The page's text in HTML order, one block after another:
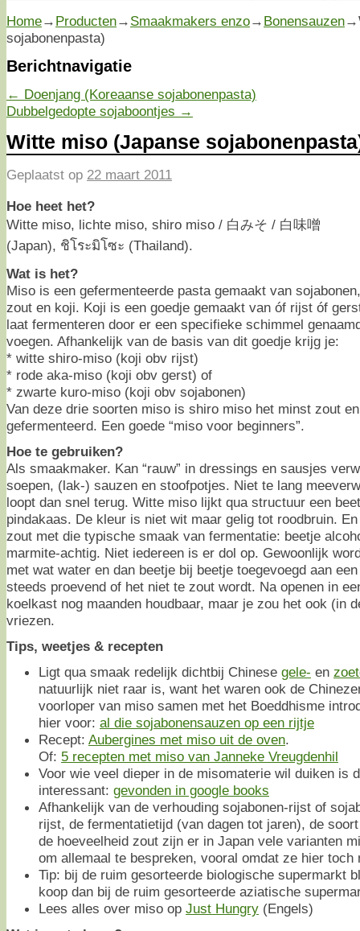
Home→ Producten→ Smaakmakers enzo→ Bonensauzen→
sojabonenpasta)
Berichtnavigatie
← Doenjang (Koreaanse sojabonenpasta)
Dubbelgedopte sojaboontjes →
Witte miso (Japanse
Geplaatst op 22 maart 2011
Hoe heet het?
Witte miso, lichte miso, shiro miso / 白みそ / 白味噌
(Japan), ชิโระมิโซะ (Thailand).
Wat is het?
Miso is een gefermenteerde pasta gemaakt van
zout en koji. Koji is een goedje gemaakt van óf rijst óf
laat fermenteren door er een specifieke schimmel
voegen. Afhankelijk van de basis van dit goedje krijg je:
* witte shiro-miso (koji obv rijst)
* rode aka-miso (koji obv gerst) of
* zwarte kuro-miso (koji obv sojabonen)
Van deze drie soorten miso is shiro miso het minst zout
gefermenteerd. Een goede “miso voor beginners”.
Hoe te gebruiken?
Als smaakmaker. Kan “rauw” in dressings en sausjes
soepen, (lak-) sauzen en stoofpotjes. Niet te lang
loopt dan snel terug. Witte miso lijkt qua structuur een
pindakaas. De kleur is niet wit maar gelig tot roodbruin.
zout met die typische smaak van fermentatie: beetje
marmite-achtig. Niet iedereen is er dol op. Gewoonlijk
met wat water en dan beetje bij beetje toegevoegd aan
steeds proevend of het niet te zout wordt. Na openen in
koelkast nog maanden houdbaar, maar je zou het ook (in
vriezen.
Tips, weetjes & recepten
Ligt qua smaak redelijk dichtbij Chinese gele- en
natuurlijk niet raar is, want het waren ook de
voorloper van miso samen met het Boeddhisme
hier voor: al die sojabonensauzen op een rijtje
Recept: Aubergines met miso uit de oven.
Of: 5 recepten met miso van Janneke Vreugdenhil
Voor wie veel dieper in de misomaterie wil duiken is
interessant: gevonden in google books
Afhankelijk van de verhouding sojabonen-rijst of
rijst, de fermentatietijd (van dagen tot jaren), de
de hoeveelheid zout zijn er in Japan vele varianten
om allemaal te bespreken, vooral omdat ze hier
Tip: bij de ruim gesorteerde biologische supermarkt
koop dan bij de ruim gesorteerde aziatische
Lees alles over miso op Just Hungry (Engels)